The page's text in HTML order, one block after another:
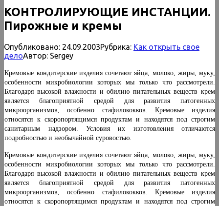
КОНТРОЛИРУЮЩИЕ ИНСТАНЦИИ.
Пирожные и кремы
Опубликовано: 24.09.2003Рубрика: Как открыть свое
делоАвтор: Sergey
Кремовые кондитерские изделия сочетают яйца, молоко, жиры, муку,
особенности микробиологии ко­торых мы только что рассмотрели.
Благодаря высокой влажности и обилию питательных веществ крем
явля­ется благоприятной средой для развития патогенных
микроорганизмов, особенно стафилококков. Кремовые изделия
относятся к скоропортящимся продуктам и находятся под строгим
санитарным надзором. Условия их изготовления отличаются
подробностью и необы­чайной суровостью.
Кремовые кондитерские изделия сочетают яйца, молоко, жиры, муку,
особенности микробиологии ко­торых мы только что рассмотрели.
Благодаря высокой влажности и обилию питательных веществ крем
явля­ется благоприятной средой для развития патогенных
микроорганизмов, особенно стафилококков. Кремовые изделия
относятся к скоропортящимся продуктам и находятся под строгим